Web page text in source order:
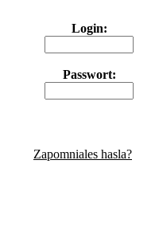
Login:
Passwort:
Zapomniales hasla?